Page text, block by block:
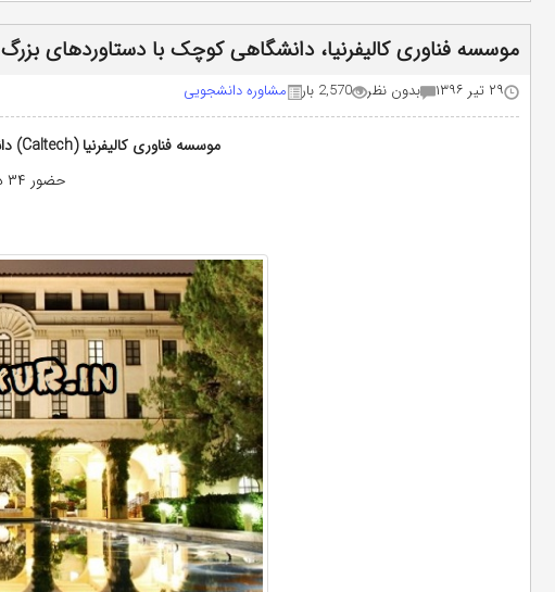
موسسه فناوری کالیفرنیا، دانشگاهی کوچک با دستاوردهای بزرگ
۲۹ تیر ۱۳۹۶ بدون نظر 2,570 بار مشاوره دانشجویی
موسسه فناوری کالیفرنیا (Caltech) دانشگاهی کوچک با دستاوردهای بزرگ
حضور ۳۴ دارنده نوبل